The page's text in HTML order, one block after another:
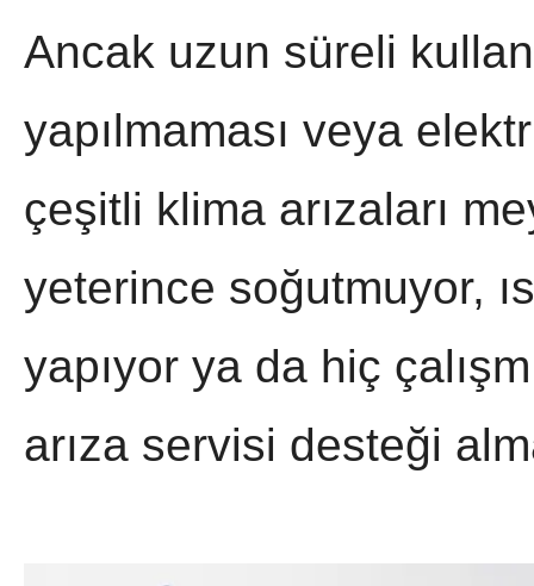
Ancak uzun süreli
yapılmaması veya
çeşitli klima arızaları
yeterince soğutmuyor,
yapıyor ya da hiç
arıza servisi desteği